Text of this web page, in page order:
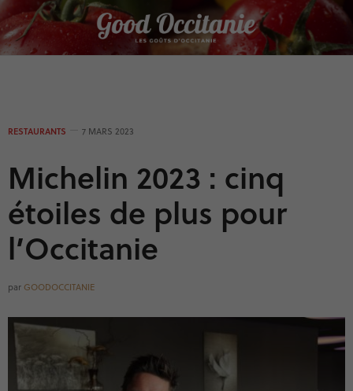
RESTAURANTS 7 MARS 2023
Michelin 2023 : cinq
étoiles de plus pour
l’Occitanie
par GOODOCCITANIE
Panneau de gestion des cookies